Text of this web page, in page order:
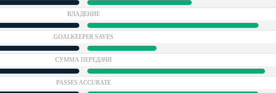
ВЛАДЕНИЕ
GOALKEEPER SAVES
СУММА ПЕРЕДАЧИ
PASSES ACCURATE